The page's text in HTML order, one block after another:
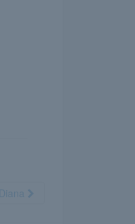
Diana